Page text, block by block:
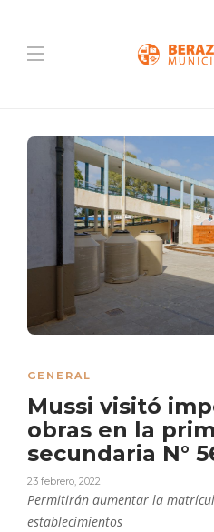
GENERAL
Mussi visitó
obras en la
secundaria N°
23 febrero, 2022
Permitirán aumentar la
establecimientos